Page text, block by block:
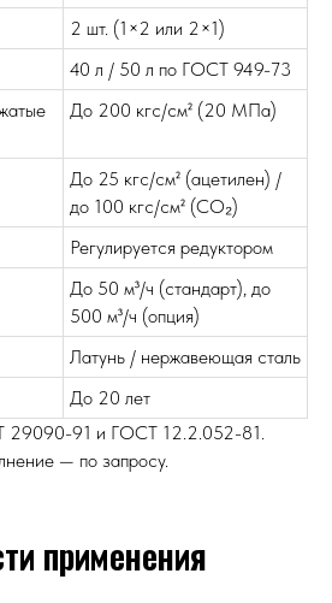
2 шт. (1×2 или 2×1)
40 л / 50 л по ГОСТ 949-73
До 200 кгс/см² (20 МПа)
До 25 кгс/см² (ацетилен) /
до 100 кгс/см² (CO₂)
Регулируется редуктором
До 50 м³/ч (стандарт), до
500 м³/ч (опция)
Латунь / нержавеющая сталь
До 20 лет
29090-91 и ГОСТ 12.2.052-81.
— по запросу.
применения